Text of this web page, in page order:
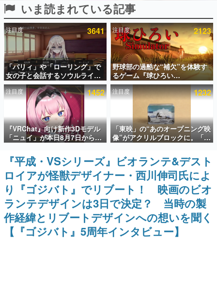
ピックアップ
電ファミのいま読まれている記事ランキング
アプリセール情報
インタビュー
連載・特集一覧
殿堂入り記事
SNS拡散数が数千以上！ ページビュー数万以上！ などな
ど。多くの人々に読まれた、電ファミ渾身の“殿堂入り”記
事をまとめました。
ゲームの企画書
名作ゲームクリエイターの方々に製作時のエピソードをお
聞きし、ヒットする企画（ゲーム）とは何か？を探ってい
きます。
赫本
この物語を解いてはいけない。『赫本』は、〈試験問題〉
の形をした短編ホラー小説集です。
新世代に訊く
いま読まれている記事
注目度 3641
「パリィ」や「ローリング」で
女の子と会話するソウルライク
恋愛ゲーム『小早川さんはソウ
ルライク』無料公開。返事に失
敗すると「YOU DIED」
注目度 2123
野球部の過酷な“補欠”を体験す
るゲーム『球ひろい
Simulator』が「1件」のウィッ
シュリストをもとにチェコ語に
対応しSNSで話題に。『キング
ダム・カム』開発元やチェコの
プロ野球選手から称賛の声
注目度 1452
『VRChat』向け新作3Dモデル
「ニュイ」が本日8月7日から
BOOTHにて発売。瞳に光る星
や感情豊かな表情が、小悪魔か
わいい
注目度 1232
「東映」の“あのオープニング映
像”がアクリルブロックに。「東
映ヒストリカル グッズコレクシ
ョン」が8月下旬より発売
『平成・VSシリーズ』ビオランテ&デスト
ロイアが怪獣デザイナー・西川伸司氏によ
り『ゴジバト』でリブート！ 映画のビオ
ランテデザインは3日で決定？ 当時の製
作経緯とリブートデザインへの想いを聞く
【『ゴジバト』5周年インタビュー】